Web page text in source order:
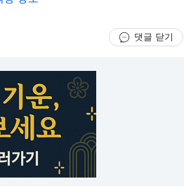
댓글 닫기